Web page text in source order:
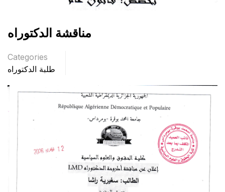
مناقشة الدكتوراه
Categories
طلبة الدكتوراه